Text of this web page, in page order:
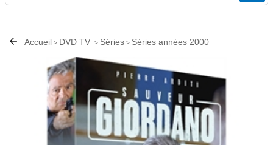
Accueil > DVD TV > Séries > Séries années 2000